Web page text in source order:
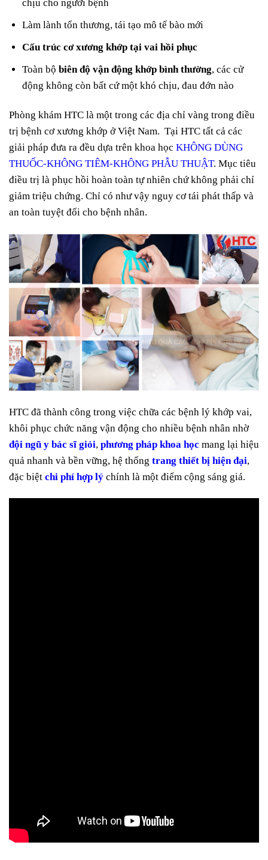
chịu cho người bệnh
Làm lành tổn thương, tái tạo mô tế bào mới
Cấu trúc cơ xương khớp tại vai hồi phục
Toàn bộbiên độ vận động khớp bình thường, các cử
động không còn bất cứ một khó chịu, đau đớn nào
Phòng khám HTC là một trong các địa chỉ vàng trong điều
trị bệnh cơ xương khớp ở Việt Nam. Tại HTC tất cả các
giải pháp đưa ra đều dựa trên khoa học KHÔNG DÙNG
THUỐC-KHÔNG TIÊM-KHÔNG PHẪU THUẬT. Mục tiêu
điều trị là phục hồi hoàn toàn tự nhiên chứ không phải chỉ
giảm triệu chứng. Chỉ có như vậy nguy cơ tái phát thấp và
an toàn tuyệt đối cho bệnh nhân.
HTC đã thành công trong việc chữa các bệnh lý khớp vai,
khôi phục chức năng vận động cho nhiều bệnh nhân nhờ
đội ngũ y bác sĩ giỏi, phương pháp khoa học mang lại hiệu
quả nhanh và bền vững, hệ thống trang thiết bị hiện đại,
đặc biệt chi phí hợp lý chính là một điểm cộng sáng giá.